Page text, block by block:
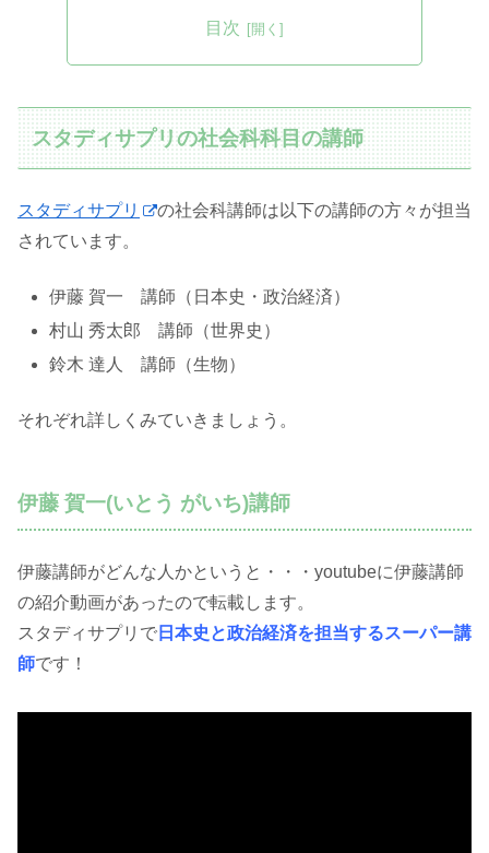
目次
スタディサプリの社会科科目の講師
スタディサプリ
の社会科講師は以下の講師の方々が担当
されています。
伊藤 賀一 講師（日本史・政治経済）
村山 秀太郎 講師（世界史）
鈴木 達人 講師（生物）
それぞれ詳しくみていきましょう。
伊藤 賀一(いとう がいち)講師
伊藤講師がどんな人かというと・・・youtubeに伊藤講師
の紹介動画があったので転載します。
スタディサプリで 日本史と政治経済を担当するスーパー講
師です！